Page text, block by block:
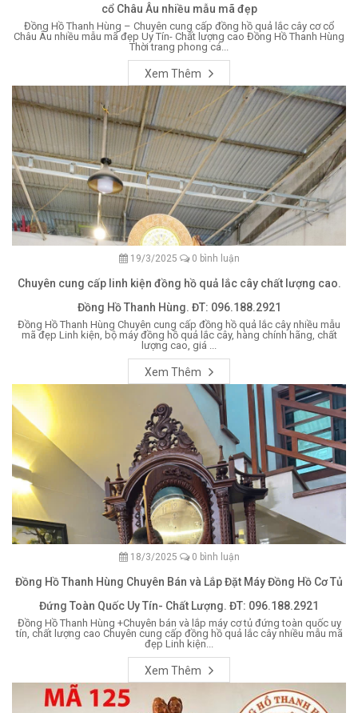
cổ Châu Âu nhiều mẫu mã đẹp
Đồng Hồ Thanh Hùng – Chuyên cung cấp đồng hồ quả lắc cây cơ cổ
Châu Âu nhiều mẫu mã đẹp Uy Tín- Chất lượng cao Đồng Hồ Thanh Hùng
Thời trang phong cá...
Xem Thêm
19/3/2025 0 bình luận
Chuyên cung cấp linh kiện đồng hồ quả lắc cây chất lượng cao.
Đồng Hồ Thanh Hùng. ĐT: 096.188.2921
Đồng Hồ Thanh Hùng Chuyên cung cấp đồng hồ quả lắc cây nhiều mẫu
mã đẹp Linh kiện, bộ máy đồng hồ quả lắc cây, hàng chính hãng, chất
lượng cao, giá ...
Xem Thêm
18/3/2025 0 bình luận
Đồng Hồ Thanh Hùng Chuyên Bán và Lắp Đặt Máy Đồng Hồ Cơ Tủ
Đứng Toàn Quốc Uy Tín- Chất Lượng. ĐT: 096.188.2921
Đồng Hồ Thanh Hùng +Chuyên bán và lắp máy cơ tủ đứng toàn quốc uy
tín, chất lượng cao Chuyên cung cấp đồng hồ quả lắc cây nhiều mẫu mã
đẹp Linh kiện...
Xem Thêm